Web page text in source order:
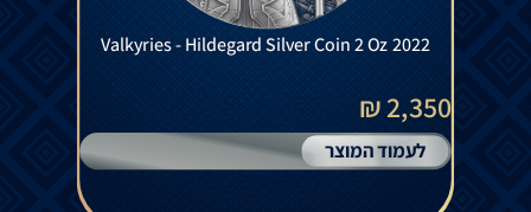
Valkyries - Hildegard Silver Coin 2 Oz 2022
2,350 ₪
לעמוד המוצר